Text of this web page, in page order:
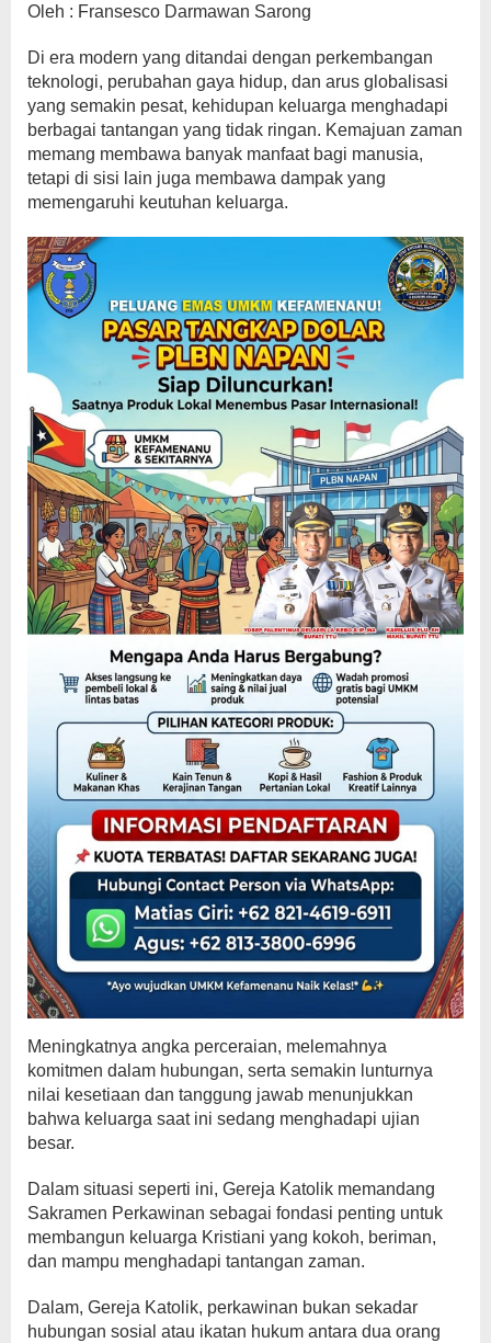
Oleh : Fransesco Darmawan Sarong
Di era modern yang ditandai dengan perkembangan
teknologi, perubahan gaya hidup, dan arus globalisasi
yang semakin pesat, kehidupan keluarga menghadapi
berbagai tantangan yang tidak ringan. Kemajuan zaman
memang membawa banyak manfaat bagi manusia,
tetapi di sisi lain juga membawa dampak yang
memengaruhi keutuhan keluarga.
Meningkatnya angka perceraian, melemahnya
komitmen dalam hubungan, serta semakin lunturnya
nilai kesetiaan dan tanggung jawab menunjukkan
bahwa keluarga saat ini sedang menghadapi ujian
besar.
Dalam situasi seperti ini, Gereja Katolik memandang
Sakramen Perkawinan sebagai fondasi penting untuk
membangun keluarga Kristiani yang kokoh, beriman,
dan mampu menghadapi tantangan zaman.
Dalam, Gereja Katolik, perkawinan bukan sekadar
hubungan sosial atau ikatan hukum antara dua orang